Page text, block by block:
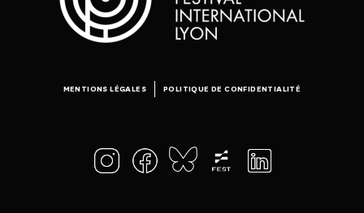
MENTIONS LÉGALES POLITIQUE DE CONFIDENTIALITÉ